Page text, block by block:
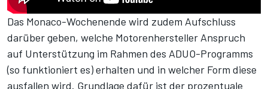
Das Monaco-Wochenende wird zudem Aufschluss
darüber geben, welche Motorenhersteller Anspruch
auf Unterstützung im Rahmen des ADUO-Programms
(so funktioniert es) erhalten und in welcher Form diese
ausfallen wird. Grundlage dafür ist der prozentuale